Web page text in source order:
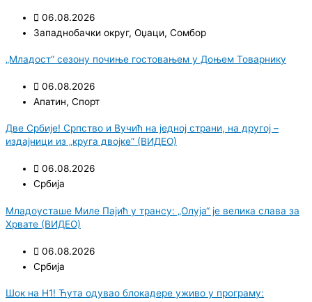
06.08.2026
Западнобачки округ, Оџаци, Сомбор
„Младост“ сезону почиње гостовањем у Доњем Товарнику
06.08.2026
Апатин, Спорт
Две Србије! Српство и Вучић на једној страни, на другој –
издајници из „круга двојке“ (ВИДЕО)
06.08.2026
Србија
Младоусташе Миле Пајић у трансу: „Олуја“ је велика слава за
Хрвате (ВИДЕО)
06.08.2026
Србија
Шок на Н1! Ћута одувао блокадере уживо у програму: